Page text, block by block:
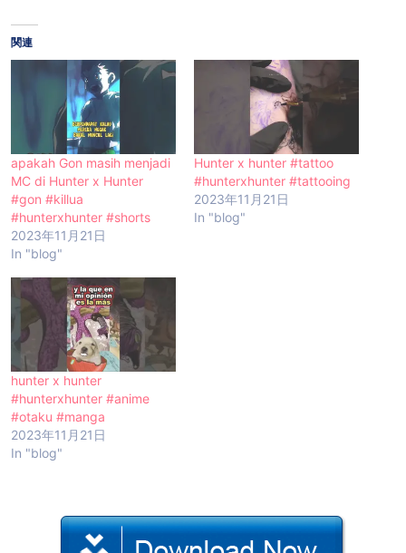
関連
apakah Gon masih menjadi
MC di Hunter x Hunter
#gon #killua
#hunterxhunter #shorts
2023年11月21日
In "blog"
Hunter x hunter #tattoo
#hunterxhunter #tattooing
2023年11月21日
In "blog"
hunter x hunter
#hunterxhunter #anime
#otaku #manga
2023年11月21日
In "blog"